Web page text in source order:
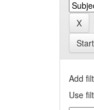
Add
Use